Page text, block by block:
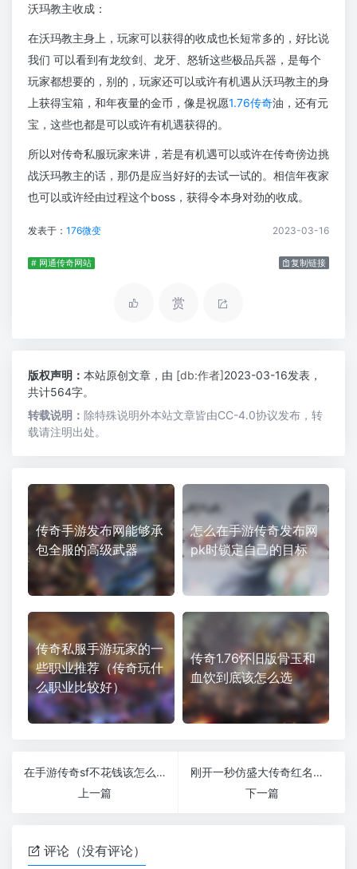
沃玛教主收成：
在沃玛教主身上，玩家可以获得的收成也长短常多的，好比说
我们 可以看到有龙纹剑、龙牙、怒斩这些极品兵器，是每个
玩家都想要的，别的，玩家还可以或许有机遇从沃玛教主的身
上获得宝箱，和年夜量的金币，像是祝愿1.76传奇油，还有元
宝，这些也都是可以或许有机遇获得的。
所以对传奇私服玩家来讲，若是有机遇可以或许在传奇傍边挑
战沃玛教主的话，那仍是应当好好的去试一试的。相信年夜家
也可以或许经由过程这个boss，获得令本身对劲的收成。
发表于： 176微变 2023-03-16
# 网通传奇网站 复制链接
赏
版权声明： 本站原创文章，由 [db:作者]2023-03-16发表，
共计564字。
转载说明： 除特殊说明外本站文章皆由CC-4.0协议发布，转
载请注明出处。
传奇手游发布网能够承
包全服的高级武器
怎么在手游传奇发布网
pk时锁定自己的目标
传奇私服手游玩家的一
些职业推荐（传奇玩什
么职业比较好）
传奇1.76怀旧版骨玉和
血饮到底该怎么选
在手游传奇sf不花钱该怎么玩？
上一篇
刚开一秒仿盛大传奇红名之后如何才能尽快洗掉
下一篇
评论（没有评论）